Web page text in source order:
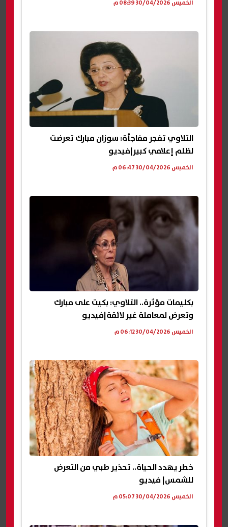
الخميس 30/04/2026 08:39 م
التلاوي تفجر مفاجأة: سوزان مبارك تعرضت
لظلم إعلامي كبير|فيديو
الخميس 30/04/2026 06:47 م
بكليمات مؤثرة.. التلاوي: بكيت على مبارك
وتعرض لمعاملة غير لائقة|فيديو
الخميس 30/04/2026 06:12 م
خطر يهدد الحياة.. تحذير طبي من التعرض
للشمس| فيديو
الخميس 30/04/2026 05:07 م